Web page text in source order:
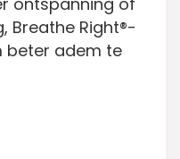
Breathe Right®-
beter adem te